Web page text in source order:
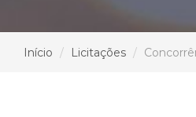
Início Licitações